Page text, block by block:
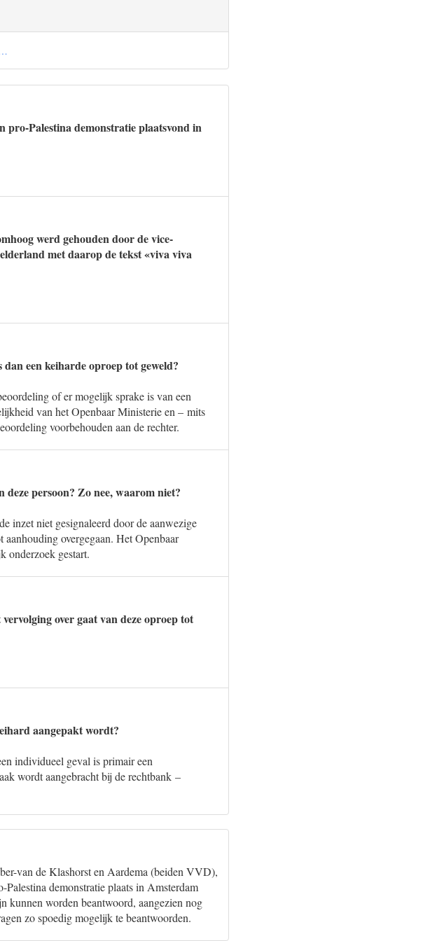
pro-Palestina demonstratie plaatsvond in
werd gehouden door de vice-
met daarop de tekst «viva viva
een keiharde oproep tot geweld?
of er mogelijk sprake is van een
van het Openbaar Ministerie en – mits
voorbehouden aan de rechter.
persoon? Zo nee, waarom niet?
inzet niet gesignaleerd door de aanwezige
overgegaan. Het Openbaar
onderzoek gestart.
over gaat van deze oproep tot
aangepakt wordt?
individueel geval is primair een
wordt aangebracht bij de rechtbank –
van de Klashorst en Aardema (beiden VVD),
demonstratie plaats in Amsterdam
kunnen worden beantwoord, aangezien nog
zo spoedig mogelijk te beantwoorden.